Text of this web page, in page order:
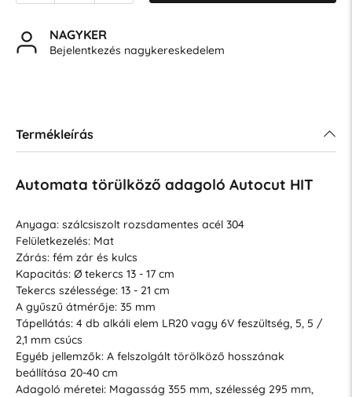
NAGYKER
Bejelentkezés nagykereskedelem
Termékleírás
Automata törülköző adagoló Autocut HIT
Anyaga: szálcsiszolt rozsdamentes acél 304
Felületkezelés: Mat
Zárás: fém zár és kulcs
Kapacitás: Ø tekercs 13 - 17 cm
Tekercs szélessége: 13 - 21 cm
A gyűszű átmérője: 35 mm
Tápellátás: 4 db alkáli elem LR20 vagy 6V feszültség, 5, 5 /
2,1 mm csúcs
Egyéb jellemzők: A felszolgált törölköző hosszának
beállítása 20-40 cm
Adagoló méretei: Magasság 355 mm, szélesség 295 mm,